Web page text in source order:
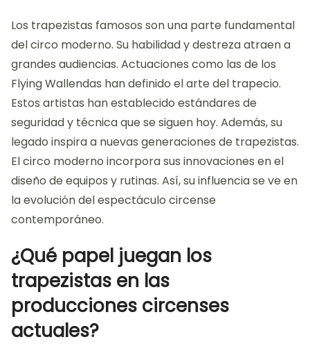
Los trapezistas famosos son una parte fundamental
del circo moderno. Su habilidad y destreza atraen a
grandes audiencias. Actuaciones como las de los
Flying Wallendas han definido el arte del trapecio.
Estos artistas han establecido estándares de
seguridad y técnica que se siguen hoy. Además, su
legado inspira a nuevas generaciones de trapezistas.
El circo moderno incorpora sus innovaciones en el
diseño de equipos y rutinas. Así, su influencia se ve en
la evolución del espectáculo circense
contemporáneo.
¿Qué papel juegan los
trapezistas en las
producciones circenses
actuales?